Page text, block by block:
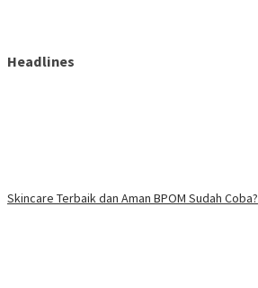
Headlines
Skincare Terbaik dan Aman BPOM Sudah Coba?